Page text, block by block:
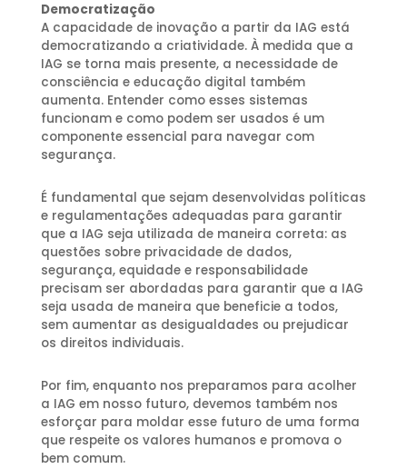
Democratização
A capacidade de inovação a partir da IAG está
democratizando a criatividade. À medida que a
IAG se torna mais presente, a necessidade de
consciência e educação digital também
aumenta. Entender como esses sistemas
funcionam e como podem ser usados é um
componente essencial para navegar com
segurança.
É fundamental que sejam desenvolvidas políticas
e regulamentações adequadas para garantir
que a IAG seja utilizada de maneira correta: as
questões sobre privacidade de dados,
segurança, equidade e responsabilidade
precisam ser abordadas para garantir que a IAG
seja usada de maneira que beneficie a todos,
sem aumentar as desigualdades ou prejudicar
os direitos individuais.
Por fim, enquanto nos preparamos para acolher
a IAG em nosso futuro, devemos também nos
esforçar para moldar esse futuro de uma forma
que respeite os valores humanos e promova o
bem comum.